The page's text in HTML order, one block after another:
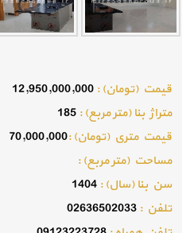
قيمت (تومان) :12,950,000,000
متراژ بنا (متر مربع) :185
قيمت متري (تومان) :70,000,000
مساحت (متر مربع) :
سن بنا (سال) :1404
تلفن :02636502033